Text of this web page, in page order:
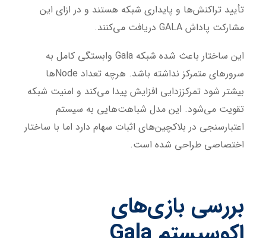
تأیید تراکنش‌ها و پایداری شبکه هستند و در ازای این
مشارکت پاداش GALA دریافت می‌کنند.
این ساختار باعث شده شبکه Gala وابستگی کامل به
سرورهای متمرکز نداشته باشد. هرچه تعداد Nodeها
بیشتر شود تمرکززدایی افزایش پیدا می‌کند و امنیت شبکه
تقویت می‌شود. این مدل شباهت‌هایی به سیستم
اعتبارسنجی در بلاکچین‌های اثبات سهام دارد اما با ساختار
اختصاصی طراحی شده است.
بررسی بازی‌های